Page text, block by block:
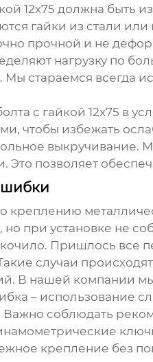
12х75 должна быть
гайки из стали
прочной и не
нагрузку по
Мы стараемся
с гайкой 12х75 в
чтобы избежать
выкручивание.
Это позволяет
креплению
при установке не
Пришлось все
случаи
В нашей компании
– использование
соблюдать
крепление без